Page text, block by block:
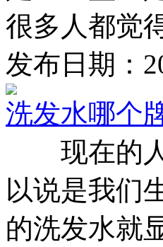
很多人都觉
发布日期：
洗发水哪个
现在的人
以说是我们
的洗发水就